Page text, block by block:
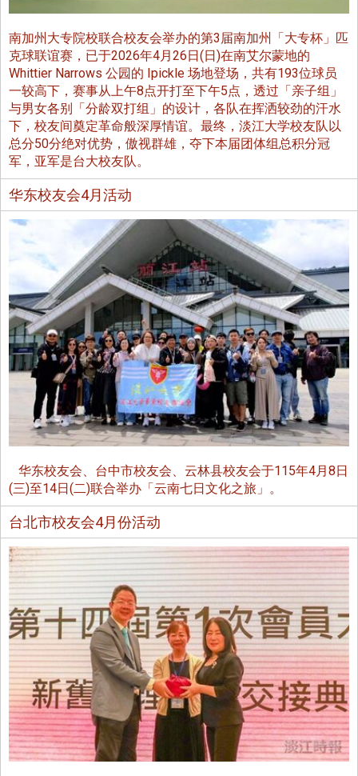
南加州大专院校联合校友会举办的第3届南加州「大专杯」匹
克球联谊赛，已于2026年4月26日(日)在南艾尔蒙地的
Whittier Narrows 公园的 Ipickle 场地登场，共有193位球员
一较高下，赛事从上午8点开打至下午5点，透过「亲子组」
与男女各别「分龄双打组」的设计，各队在挥洒较劲的汗水
下，校友间奠定革命般深厚情谊。最终，淡江大学校友队以
总分50分绝对优势，傲视群雄，夺下本届团体组总积分冠
军，亚军是台大校友队。
华东校友会4月活动
华东校友会、台中市校友会、云林县校友会于115年4月8日
(三)至14日(二)联合举办「云南七日文化之旅」。
台北市校友会4月份活动